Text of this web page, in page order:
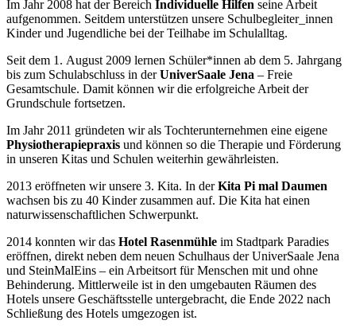
Im Jahr 2008 hat der Bereich Individuelle Hilfen seine Arbeit
aufgenommen. Seitdem unterstützen unsere Schulbegleiter_innen
Kinder und Jugendliche bei der Teilhabe im Schulalltag.
Seit dem 1. August 2009 lernen Schüler*innen ab dem 5. Jahrgang
bis zum Schulabschluss in derUniverSaale Jena – Freie
Gesamtschule. Damit können wir die erfolgreiche Arbeit der
Grundschule fortsetzen.
Im Jahr 2011 gründeten wir als Tochterunternehmen eine eigene
Physiotherapiepraxis und können so die Therapie und Förderung
in unseren Kitas und Schulen weiterhin gewährleisten.
2013 eröffneten wir unsere 3. Kita. In derKita Pi mal Daumen
wachsen bis zu 40 Kinder zusammen auf. Die Kita hat einen
naturwissenschaftlichen Schwerpunkt.
2014 konnten wir das Hotel Rasenmühle im Stadtpark Paradies
eröffnen, direkt neben dem neuen Schulhaus der UniverSaale Jena
und SteinMalEins – ein Arbeitsort für Menschen mit und ohne
Behinderung. Mittlerweile ist in den umgebauten Räumen des
Hotels unsere Geschäftsstelle untergebracht, die Ende 2022 nach
Schließung des Hotels umgezogen ist.